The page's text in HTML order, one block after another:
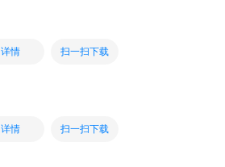
详情 扫一扫下载
详情 扫一扫下载